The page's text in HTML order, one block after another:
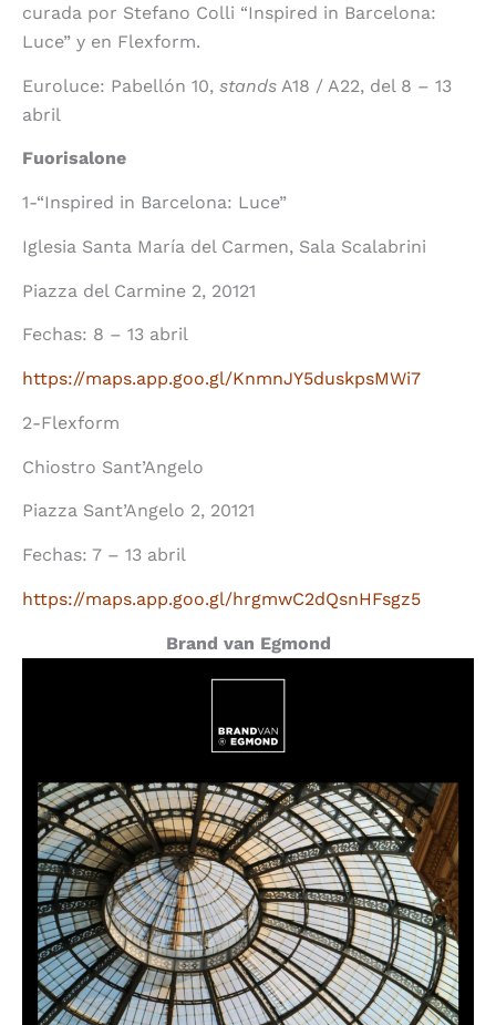
curada por Stefano Colli “Inspired in Barcelona:
Luce” y en Flexform.
Euroluce: Pabellón 10, stands A18 / A22, del 8 – 13
abril
Fuorisalone
1-“Inspired in Barcelona: Luce”
Iglesia Santa María del Carmen, Sala Scalabrini
Piazza del Carmine 2, 20121
Fechas: 8 – 13 abril
https://maps.app.goo.gl/KnmnJY5duskpsMWi7
2-Flexform
Chiostro Sant’Angelo
Piazza Sant’Angelo 2, 20121
Fechas: 7 – 13 abril
https://maps.app.goo.gl/hrgmwC2dQsnHFsgz5
Brand van Egmond